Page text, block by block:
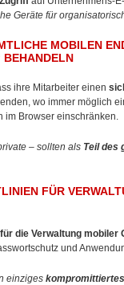
Geräte für
MOBILEN
BEHANDELN
ihre Mitarbeiter einen
wo immer möglich
im Browser einschränken.
– sollten als Teil des
FÜR
die Verwaltung mobiler
und
einziges